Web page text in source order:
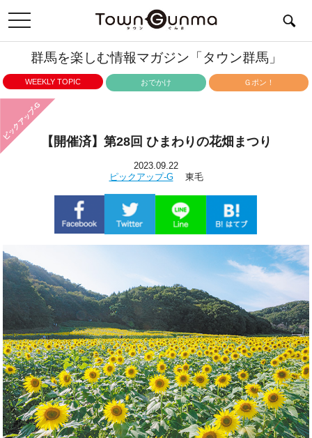
toggle
navigation
群馬を楽しむ情報マガジン「タウン群馬」
WEEKLY TOPIC おでかけ Ｇポン！
ピックアップ-G
【開催済】第28回 ひまわりの花畑まつり
2023.09.22
ピックアップ-G東毛